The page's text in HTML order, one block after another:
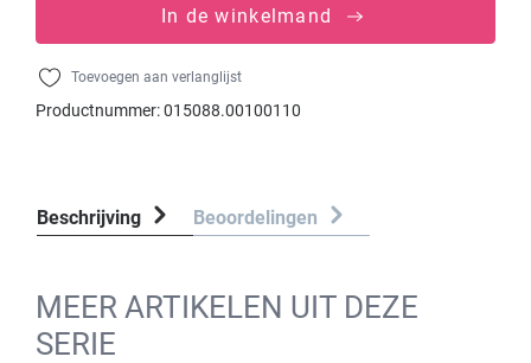
In de winkelmand
Toevoegen aan verlanglijst
Productnummer:015088.00100110
Beschrijving Beoordelingen
MEER ARTIKELEN UIT DEZE
SERIE